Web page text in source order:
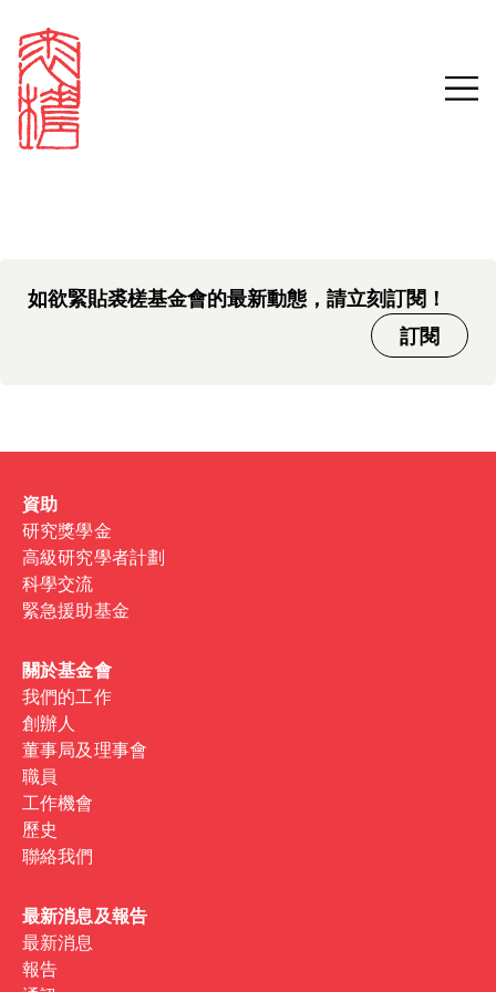
Sign in
Email
Search our stories,
awards, events and
中文版本頁面即將推出，敬請
期待。
如欲緊貼裘槎基金會的最新動態，請立刻訂閱！
訂閱
資助
研究獎學金
高級研究學者計劃
科學交流
緊急援助基金
關於基金會
我們的工作
創辦人
董事局及理事會
職員
工作機會
歷史
聯絡我們
最新消息及報告
最新消息
報告